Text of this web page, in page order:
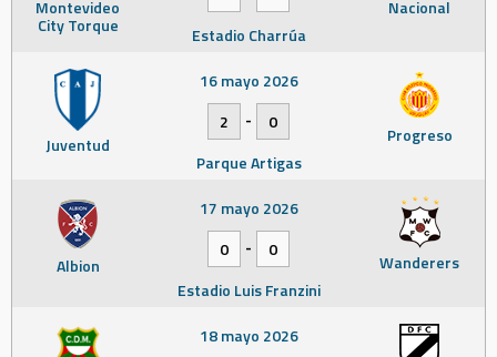
Montevideo
City Torque
Nacional
Estadio Charrúa
Juventud Progreso
16 mayo 2026
2
-
0
Parque Artigas
Albion Wanderers
17 mayo 2026
0
-
0
Estadio Luis Franzini
18 mayo 2026